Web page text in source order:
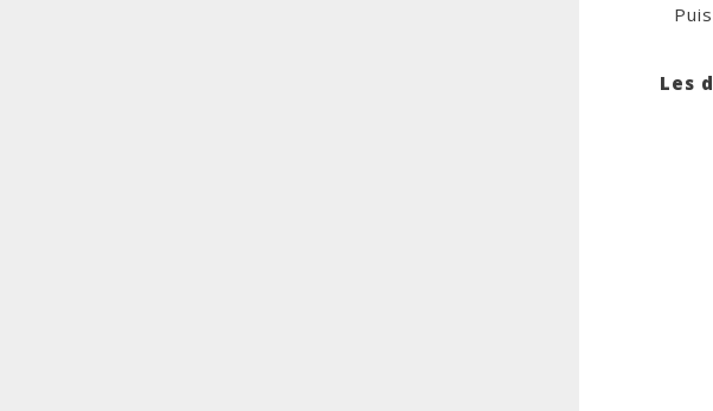
Les